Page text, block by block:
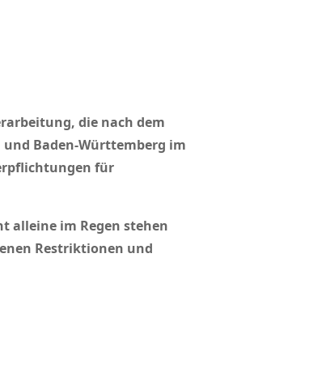
die nach dem
und Baden-Württemberg im
für
alleine im Regen stehen
Restriktionen und